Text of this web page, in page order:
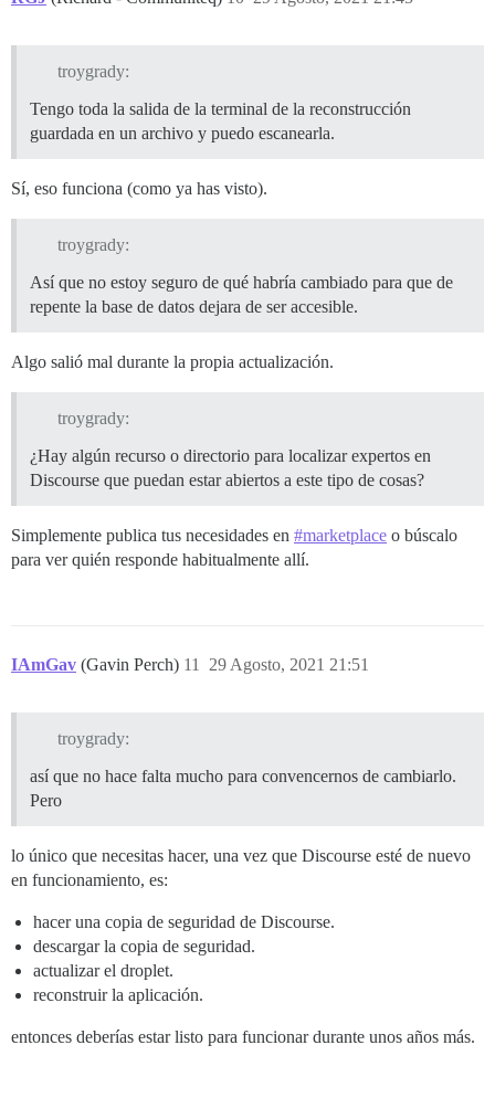
troygrady:
Tengo toda la salida de la terminal de la reconstrucción
guardada en un archivo y puedo escanearla.
Sí, eso funciona (como ya has visto).
troygrady:
Así que no estoy seguro de qué habría cambiado para que de
repente la base de datos dejara de ser accesible.
Algo salió mal durante la propia actualización.
troygrady:
¿Hay algún recurso o directorio para localizar expertos en
Discourse que puedan estar abiertos a este tipo de cosas?
Simplemente publica tus necesidades en #marketplace o búscalo
para ver quién responde habitualmente allí.
IAmGav (Gavin Perch) 29 Agosto, 2021 21:51
11
troygrady:
así que no hace falta mucho para convencernos de cambiarlo.
Pero
lo único que necesitas hacer, una vez que Discourse esté de nuevo
en funcionamiento, es:
hacer una copia de seguridad de Discourse.
descargar la copia de seguridad.
actualizar el droplet.
reconstruir la aplicación.
entonces deberías estar listo para funcionar durante unos años más.